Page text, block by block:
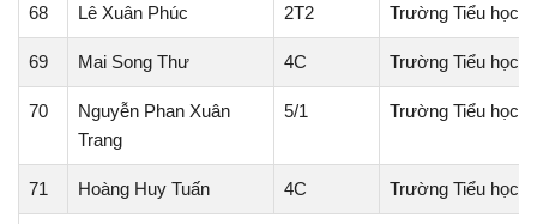
68 Lê Xuân Phúc 2T2 Trường Tiểu học
69 Mai Song Thư 4C Trường Tiểu học
70
Nguyễn Phan Xuân
Trang
5/1 Trường Tiểu học
71 Hoàng Huy Tuấn 4C Trường Tiểu học